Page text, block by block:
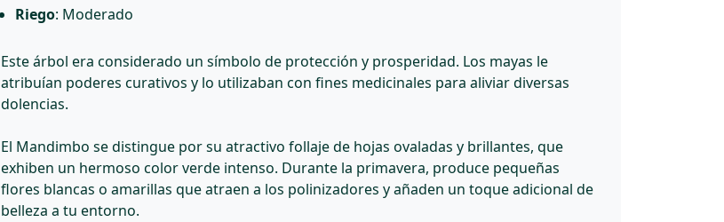
Riego: Moderado
Este árbol era considerado un símbolo de protección y prosperidad. Los mayas le
atribuían poderes curativos y lo utilizaban con fines medicinales para aliviar diversas
dolencias.
El Mandimbo se distingue por su atractivo follaje de hojas ovaladas y brillantes, que
exhiben un hermoso color verde intenso. Durante la primavera, produce pequeñas
flores blancas o amarillas que atraen a los polinizadores y añaden un toque adicional de
belleza a tu entorno.